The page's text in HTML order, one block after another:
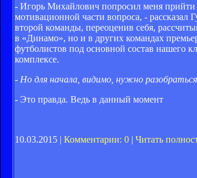
- Игорь Михайлович попросил меня
мотивационной части вопроса, - рассказал
второй команды, переоценив себя,
в «Динамо», но и в других командах
футболистов под основной состав нашего
комплексе.
- Но для начала, видимо, нужно
- Это правда. Ведь в данный момент
10.03.2015 | Комментарии: 0 | Читать